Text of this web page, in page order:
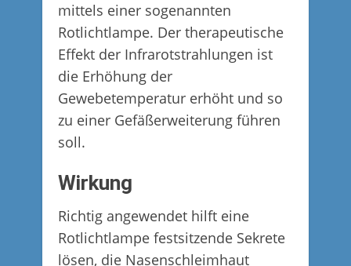
mittels einer sogenannten
Rotlichtlampe. Der therapeutische
Effekt der Infrarotstrahlungen ist
die Erhöhung der
Gewebetemperatur erhöht und so
zu einer Gefäßerweiterung führen
soll.
Wirkung
Richtig angewendet hilft eine
Rotlichtlampe festsitzende Sekrete
lösen, die Nasenschleimhaut